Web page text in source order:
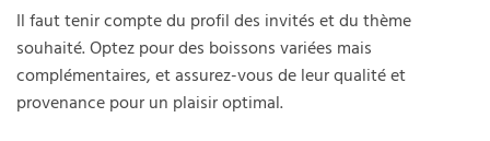
Il faut tenir compte du profil des invités et du thème
souhaité. Optez pour des boissons variées mais
complémentaires, et assurez-vous de leur qualité et
provenance pour un plaisir optimal.